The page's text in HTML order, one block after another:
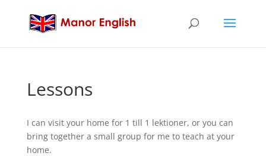
Lessons
I can visit your home for1 till 1 lektioner, or you can
bring together a small group for me to teach at your
home.